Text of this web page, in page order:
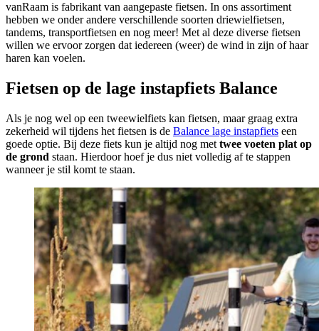
vanRaam is fabrikant van aangepaste fietsen. In ons assortiment
hebben we onder andere verschillende soorten driewielfietsen,
tandems, transportfietsen en nog meer! Met al deze diverse fietsen
willen we ervoor zorgen dat iedereen (weer) de wind in zijn of haar
haren kan voelen.
Fietsen op de lage instapfiets Balance
Als je nog wel op een tweewielfiets kan fietsen, maar graag extra
zekerheid wil tijdens het fietsen is de Balance lage instapfiets een
goede optie. Bij deze fiets kun je altijd nog met twee voeten plat op
de grond staan. Hierdoor hoef je dus niet volledig af te stappen
wanneer je stil komt te staan.